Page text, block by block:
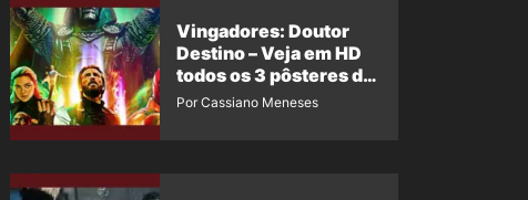
Vingadores: Doutor
Destino – Veja em HD
todos os 3 pôsteres de
‘Doomsday’ + 1 imagem
Por Cassiano Meneses